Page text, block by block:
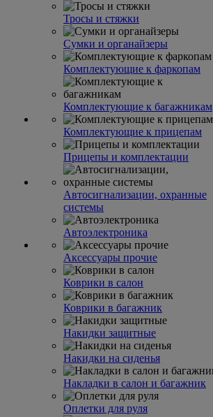
Тросы и стяжки
Сумки и органайзеры
Комплектующие к фаркопам
Комплектующие к багажникам
Комплектующие к прицепам
Прицепы и комплектации
Автосигнализации, охранные
системы
Автоэлектроника
Аксессуары прочие
Коврики в салон
Коврики в багажник
Накидки защитные
Накидки на сиденья
Накладки в салон и багажник
Оплетки для руля